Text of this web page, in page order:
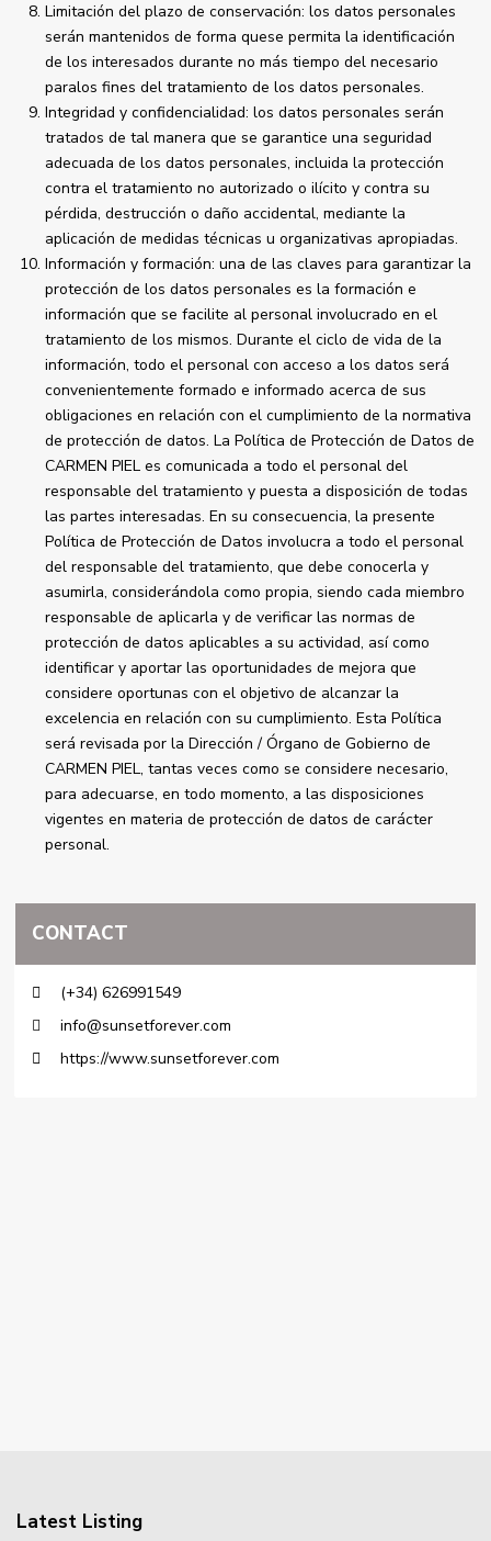
Limitación del plazo de conservación: los datos personales
serán mantenidos de forma quese permita la identificación
de los interesados durante no más tiempo del necesario
paralos fines del tratamiento de los datos personales.
Integridad y confidencialidad: los datos personales serán
tratados de tal manera que se garantice una seguridad
adecuada de los datos personales, incluida la protección
contra el tratamiento no autorizado o ilícito y contra su
pérdida, destrucción o daño accidental, mediante la
aplicación de medidas técnicas u organizativas apropiadas.
Información y formación: una de las claves para garantizar la
protección de los datos personales es la formación e
información que se facilite al personal involucrado en el
tratamiento de los mismos. Durante el ciclo de vida de la
información, todo el personal con acceso a los datos será
convenientemente formado e informado acerca de sus
obligaciones en relación con el cumplimiento de la normativa
de protección de datos. La Política de Protección de Datos de
CARMEN PIEL es comunicada a todo el personal del
responsable del tratamiento y puesta a disposición de todas
las partes interesadas. En su consecuencia, la presente
Política de Protección de Datos involucra a todo el personal
del responsable del tratamiento, que debe conocerla y
asumirla, considerándola como propia, siendo cada miembro
responsable de aplicarla y de verificar las normas de
protección de datos aplicables a su actividad, así como
identificar y aportar las oportunidades de mejora que
considere oportunas con el objetivo de alcanzar la
excelencia en relación con su cumplimiento. Esta Política
será revisada por la Dirección / Órgano de Gobierno de
CARMEN PIEL, tantas veces como se considere necesario,
para adecuarse, en todo momento, a las disposiciones
vigentes en materia de protección de datos de carácter
personal.
CONTACT
(+34) 626991549
info@sunsetforever.com
https://www.sunsetforever.com
Latest Listing